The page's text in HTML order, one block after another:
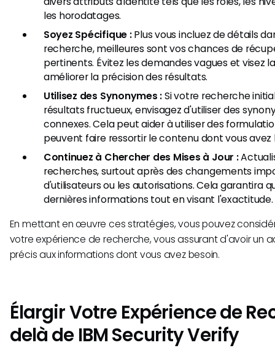
les horodatages.
Soyez Spécifique :Plus vous incluez de détails
recherche, meilleures sont vos chances de
pertinents. Évitez les demandes vagues et visez
améliorer la précision des résultats.
Utilisez des Synonymes :Si votre recherche
résultats fructueux, envisagez d'utiliser des
connexes. Cela peut aider à utiliser des
peuvent faire ressortir le contenu dont vous avez
Continuez à Chercher des Mises à Jour :
recherches, surtout après des changements
d'utilisateurs ou les autorisations. Cela garantira
dernières informations tout en visant l'exactitude.
En mettant en œuvre ces stratégies, vous pouvez
votre expérience de recherche, vous assurant d'avoir un
précis aux informations dont vous avez besoin.
Élargir Votre Expérience de
delà de IBM Security Verify